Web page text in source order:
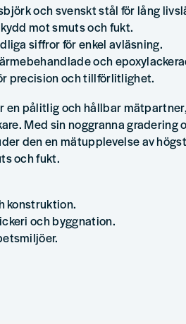
och svenskt stål för lång
mot smuts och fukt.
siffror för enkel avläsning.
och
precision och tillförlitlighet.
en pålitlig och hållbar
Med sin noggranna gradering
den en mätupplevelse av
och fukt.
konstruktion.
och byggnation.